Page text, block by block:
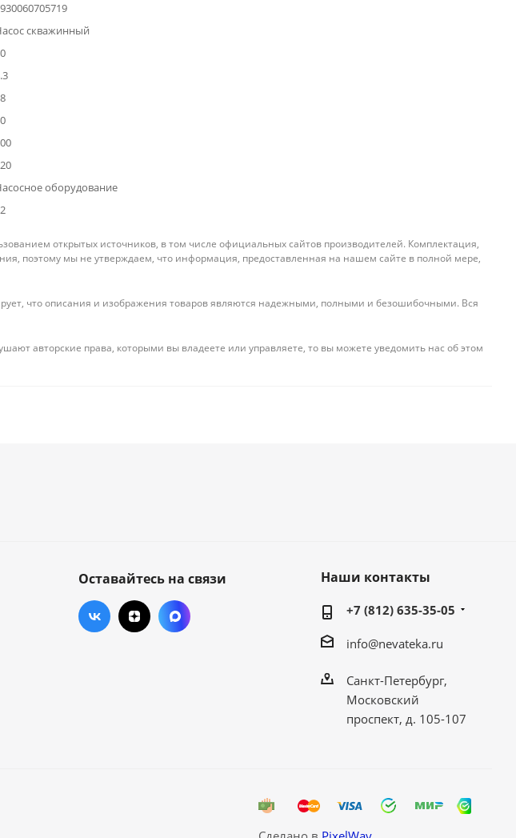
скважинный
оборудование
открытых источников, в том числе официальных сайтов производителей. Комплектация,
поэтому мы не утверждаем, что информация, предоставленная на нашем сайте в полной мере,
что описания и изображения товаров являются надежными, полными и безошибочными. Вся
авторские права, которыми вы владеете или управляете, то вы можете уведомить нас об этом
Оставайтесь на связи Наши контакты
+7 (812) 635-35-05
info@nevateka.ru
Санкт-Петербург,
Московский
проспект, д. 105-107